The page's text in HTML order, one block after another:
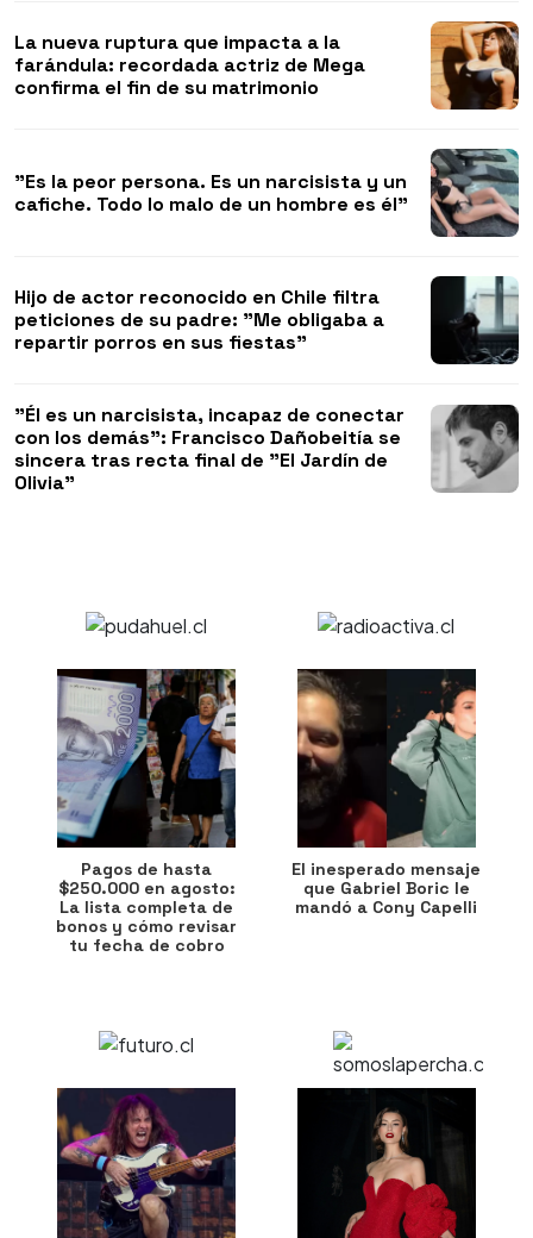
La nueva ruptura que impacta a la
farándula: recordada actriz de Mega
confirma el fin de su matrimonio
"Es la peor persona. Es un narcisista y un
cafiche. Todo lo malo de un hombre es él"
Hijo de actor reconocido en Chile filtra
peticiones de su padre: "Me obligaba a
repartir porros en sus fiestas"
"Él es un narcisista, incapaz de conectar
con los demás": Francisco Dañobeitía se
sincera tras recta final de "El Jardín de
Olivia"
Pagos de hasta
$250.000 en agosto:
La lista completa de
bonos y cómo revisar
tu fecha de cobro
El inesperado mensaje
que Gabriel Boric le
mandó a Cony Capelli